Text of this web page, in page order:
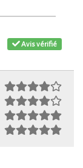
Avis vérifié